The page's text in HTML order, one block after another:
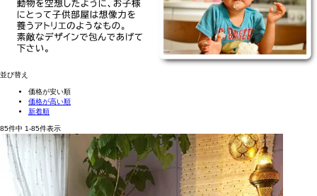
並び替え
価格が安い順
価格が高い順
新着順
85件中 1-85件表示